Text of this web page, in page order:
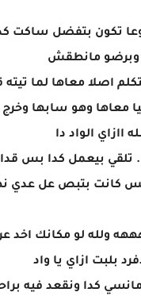
تكون بتفضل ساكت
وبرضو مانطقش
اصلا معاها لما تيته
معاها وهو سابها
الواد دا
بيعمل كدا بس
بتبص عل عدي
ولله لو مكانك اخد
بلبت ازاي يا واد
كدا ونقعد فيه